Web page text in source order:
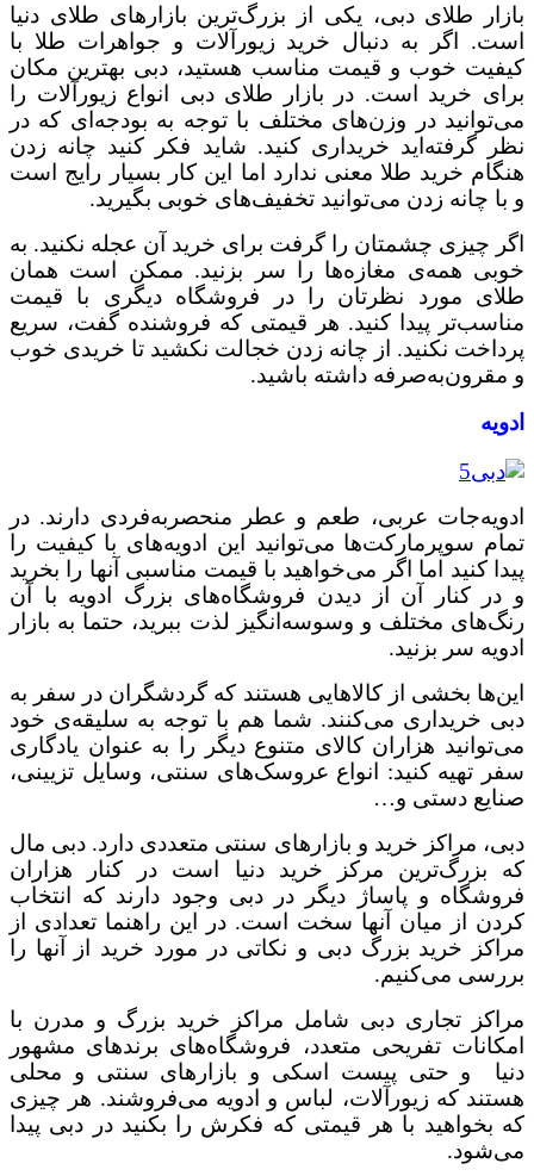
بازار طلای دبی، یکی از بزرگ‌ترین بازارهای طلای دنیا
است. اگر به دنبال خرید زیورآلات و جواهرات طلا با
کیفیت خوب و قیمت مناسب هستید، دبی بهترین مکان
برای خرید است. در بازار طلای دبی انواع زیورآلات را
می‌توانید در وزن‌های مختلف با توجه به بودجه‌ای که در
نظر گرفته‌اید خریداری کنید. شاید فکر کنید چانه زدن
هنگام خرید طلا معنی ندارد اما این کار بسیار رایج است
و با چانه زدن می‌توانید تخفیف‌های خوبی بگیرید.
اگر چیزی چشمتان را گرفت برای خرید آن عجله نکنید. به
خوبی همه‌ی مغازه‌ها را سر بزنید. ممکن است همان
طلای مورد نظرتان را در فروشگاه دیگری با قیمت
مناسب‌تر پیدا کنید. هر قیمتی که فروشنده گفت، سریع
پرداخت نکنید. از چانه زدن خجالت نکشید تا خریدی خوب
و مقرون‌به‌صرفه داشته باشید.
ادویه
ادویه‌جات عربی، طعم و عطر منحصربه‌فردی دارند. در
تمام سوپرمارکت‌ها می‌توانید این ادویه‌های با کیفیت را
پیدا کنید اما اگر می‌خواهید با قیمت مناسبی آنها را بخرید
و در کنار آن از دیدن فروشگاه‌های بزرگ ادویه با آن
رنگ‌های مختلف و وسوسه‌انگیز لذت ببرید، حتما به بازار
ادویه سر بزنید.
این‌ها بخشی از کالاهایی هستند که گردشگران در سفر به
دبی خریداری می‌کنند. شما هم با توجه به سلیقه‌ی خود
می‌توانید هزاران کالای متنوع دیگر را به عنوان یادگاری
سفر تهیه کنید: انواع عروسک‌های سنتی، وسایل تزیینی،
صنایع دستی و…
دبی، مراکز خرید و بازارهای سنتی متعددی دارد. دبی مال
که بزرگ‌ترین مرکز خرید دنیا است در کنار هزاران
فروشگاه و پاساژ دیگر در دبی وجود دارند که انتخاب
کردن از میان آنها سخت است. در این راهنما تعدادی از
مراکز خرید بزرگ دبی و نکاتی در مورد خرید از آنها را
بررسی می‌کنیم.
مراکز تجاری دبی شامل مراکز خرید بزرگ و مدرن با
امکانات تفریحی متعدد، فروشگاه‌های برندهای مشهور
دنیا و حتی پیست اسکی و بازارهای سنتی و محلی
هستند که زیورآلات، لباس و ادویه می‌فروشند. هر چیزی
که بخواهید با هر قیمتی که فکرش را بکنید در دبی پیدا
می‌شود.